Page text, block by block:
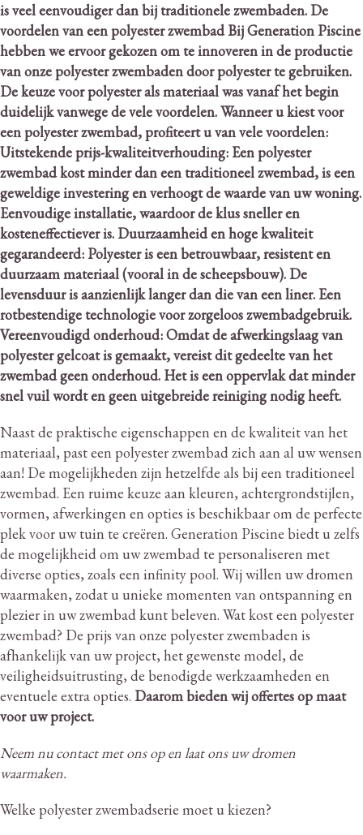
is veel eenvoudiger dan bij traditionele zwembaden. De
voordelen van een polyester zwembad Bij Generation Piscine
hebben we ervoor gekozen om te innoveren in de productie
van onze polyester zwembaden door polyester te gebruiken.
De keuze voor polyester als materiaal was vanaf het begin
duidelijk vanwege de vele voordelen.Wanneer u kiest voor
een polyester zwembad, profiteert u van vele voordelen:
Uitstekende prijs-kwaliteitverhouding: Een polyester
zwembad kost minder dan een traditioneel zwembad, is een
geweldige investering en verhoogt de waarde van uw woning.
Eenvoudige installatie, waardoor de klus sneller en
kosteneffectiever is. Duurzaamheid en hoge kwaliteit
gegarandeerd: Polyester is een betrouwbaar, resistent en
duurzaam materiaal (vooral in de scheepsbouw). De
levensduur is aanzienlijk langer dan die van een liner. Een
rotbestendige technologie voor zorgeloos zwembadgebruik.
Vereenvoudigd onderhoud: Omdat de afwerkingslaag van
polyester gelcoat is gemaakt, vereist dit gedeelte van het
zwembad geen onderhoud. Het is een oppervlak dat minder
snel vuil wordt en geen uitgebreide reiniging nodig heeft.
Naast de praktische eigenschappen en de kwaliteit van het
materiaal, past een polyester zwembad zich aan al uw wensen
aan! De mogelijkheden zijn hetzelfde als bij een traditioneel
zwembad. Een ruime keuze aan kleuren, achtergrondstijlen,
vormen, afwerkingen en opties is beschikbaar om de perfecte
plek voor uw tuin te creëren. Generation Piscine biedt u zelfs
de mogelijkheid om uw zwembad te personaliseren met
diverse opties, zoals een infinity pool. Wij willen uw dromen
waarmaken, zodat u unieke momenten van ontspanning en
plezier in uw zwembad kunt beleven. Wat kost een polyester
zwembad? De prijs van onze polyester zwembaden is
afhankelijk van uw project, het gewenste model, de
veiligheidsuitrusting, de benodigde werkzaamheden en
eventuele extra opties. Daarom bieden wij offertes op maat
voor uw project.
Neem nu contact met ons op en laat ons uw dromen
waarmaken.
Welke polyester zwembadserie moet u kiezen?